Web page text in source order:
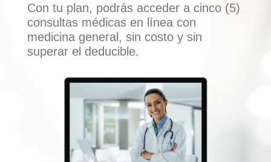
Con tu plan, podrás acceder a cinco (5)
consultas médicas en línea con
medicina general, sin costo y sin
superar el deducible.